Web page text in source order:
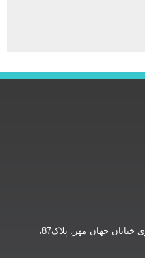
یوسف آباد، خیابان فتحی شقاقی، روبروی خیابان جهان مهر، پلاک87،